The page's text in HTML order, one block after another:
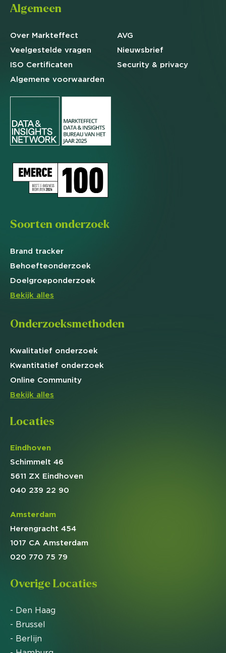
Algemeen
Over Markteffect
Veelgestelde vragen
ISO Certificaten
Algemene voorwaarden
AVG
Nieuwsbrief
Security & privacy
Soorten onderzoek
Brand tracker
Behoefteonderzoek
Doelgroeponderzoek
Bekijk alles
Onderzoeksmethoden
Kwalitatief onderzoek
Kwantitatief onderzoek
Online Community
Bekijk alles
Locaties
Eindhoven
Schimmelt 46
5611 ZX Eindhoven
040 239 22 90
Amsterdam
Herengracht 454
1017 CA Amsterdam
020 770 75 79
Overige Locaties
- Den Haag
- Brussel
- Berlijn